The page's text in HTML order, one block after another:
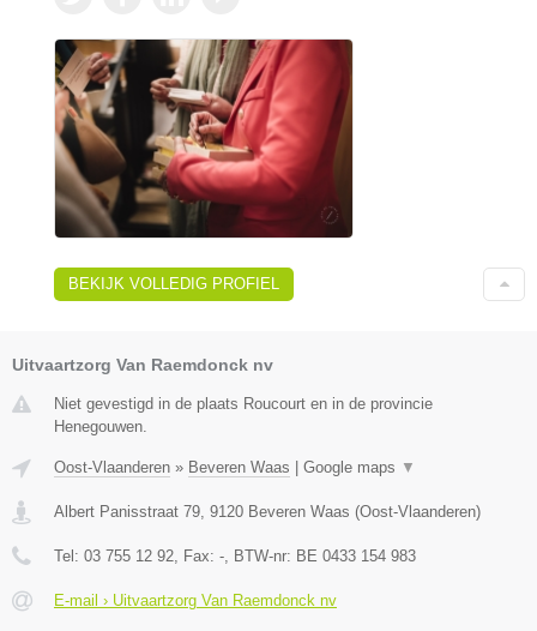
BEKIJK VOLLEDIG PROFIEL
Uitvaartzorg Van Raemdonck nv
Niet gevestigd in de plaats Roucourt en in de provincie
Henegouwen.
Oost-Vlaanderen » Beveren Waas | Google maps ▼
Albert Panisstraat 79 9120 Beveren Waas (Oost-Vlaanderen)
Tel: 03 755 12 92 , Fax: - , BTW-nr: BE 0433 154 983
E-mail › Uitvaartzorg Van Raemdonck nv